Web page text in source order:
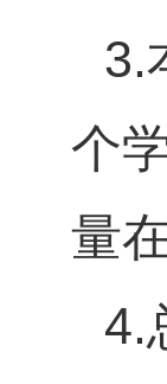
3.
个
量
4.